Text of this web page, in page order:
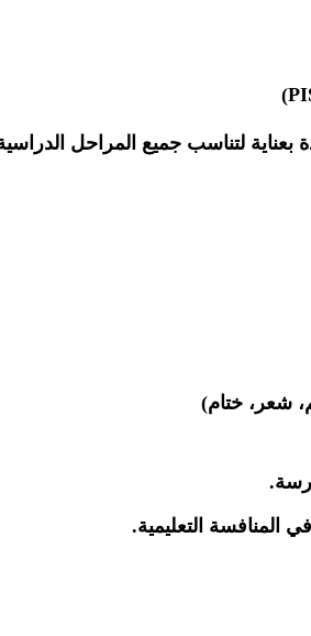
لتناسب جميع المراحل
شعر، ختام)
المنافسة التعليمية.